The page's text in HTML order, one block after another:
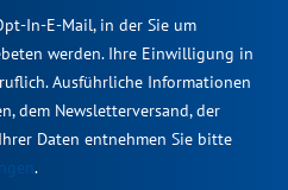
In-E-Mail, in der Sie um
werden. Ihre Einwilligung in
Ausführliche Informationen
dem Newsletterversand, der
Daten entnehmen Sie bitte
.